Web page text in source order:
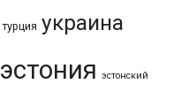
турция украина
эстония эстонский